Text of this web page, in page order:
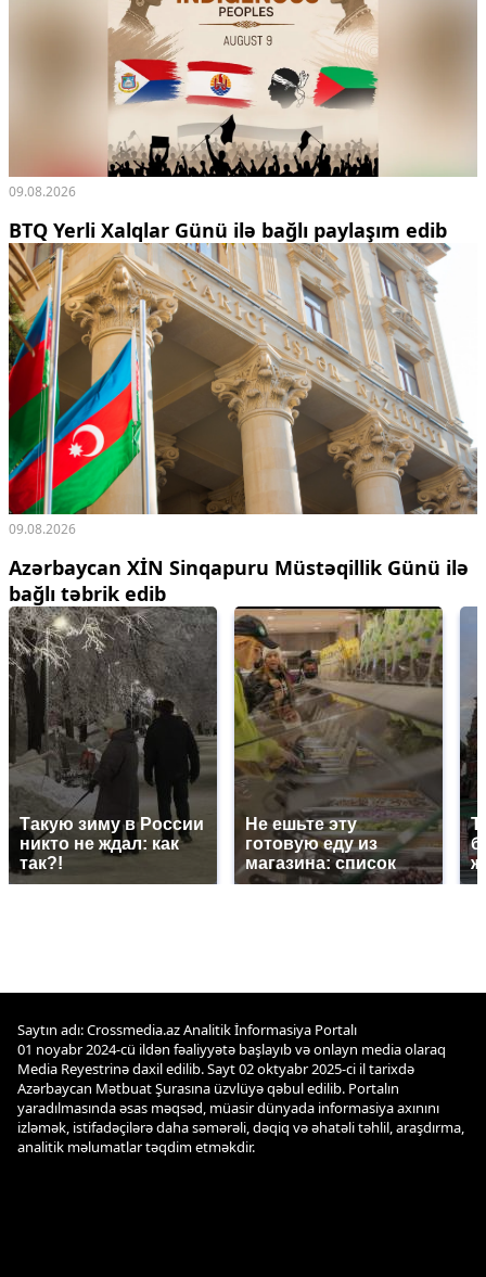
09.08.2026
BTQ Yerli Xalqlar Günü ilə bağlı paylaşım edib
09.08.2026
Azərbaycan XİN Sinqapuru Müstəqillik Günü ilə
bağlı təbrik edib
Такую зиму в России
никто не ждал: как
так?!
Не ешьте эту
готовую еду из
магазина: список
Saytın adı: Crossmedia.az Analitik İnformasiya Portalı
01 noyabr 2024-cü ildən fəaliyyətə başlayıb və onlayn media olaraq
Media Reyestrinə daxil edilib. Sayt 02 oktyabr 2025-ci il tarixdə
Azərbaycan Mətbuat Şurasına üzvlüyə qəbul edilib. Portalın
yaradılmasında əsas məqsəd, müasir dünyada informasiya axınını
izləmək, istifadəçilərə daha səmərəli, dəqiq və əhatəli təhlil, araşdırma,
analitik məlumatlar təqdim etməkdir.